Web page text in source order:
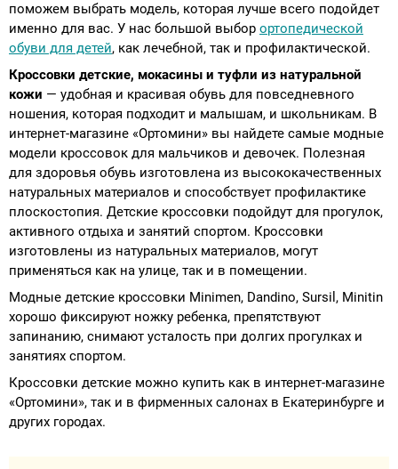
поможем выбрать модель, которая лучше всего подойдет
именно для вас. У нас большой выбор ортопедической
обуви для детей, как лечебной, так и профилактической.
Кроссовки детские, мокасины и туфли из натуральной
кожи — удобная и красивая обувь для повседневного
ношения, которая подходит и малышам, и школьникам. В
интернет-магазине «Ортомини» вы найдете самые модные
модели кроссовок для мальчиков и девочек. Полезная
для здоровья обувь изготовлена из высококачественных
натуральных материалов и способствует профилактике
плоскостопия. Детские кроссовки подойдут для прогулок,
активного отдыха и занятий спортом. Кроссовки
изготовлены из натуральных материалов, могут
применяться как на улице, так и в помещении.
Модные детские кроссовки Minimen, Dandino, Sursil, Minitin
хорошо фиксируют ножку ребенка, препятствуют
запинанию, снимают усталость при долгих прогулках и
занятиях спортом.
Кроссовки детские можно купить как в интернет-магазине
«Ортомини», так и в фирменных салонах в Екатеринбурге и
других городах.